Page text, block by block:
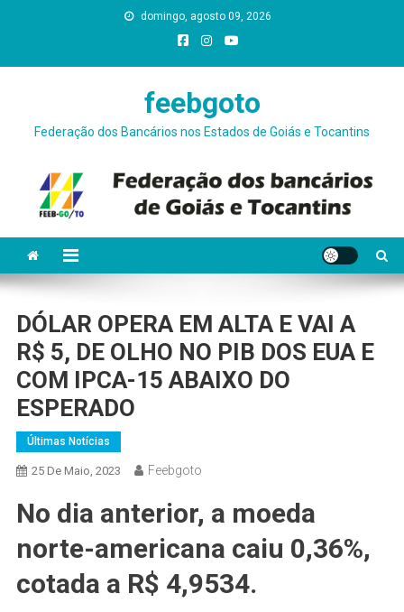
domingo, agosto 09, 2026
feebgoto
Federação dos Bancários nos Estados de Goiás e Tocantins
DÓLAR OPERA EM ALTA E VAI A
R$ 5, DE OLHO NO PIB DOS EUA E
COM IPCA-15 ABAIXO DO
ESPERADO
Últimas Notícias
25 De Maio, 2023 Feebgoto
No dia anterior, a moeda
norte-americana caiu 0,36%,
cotada a R$ 4,9534.